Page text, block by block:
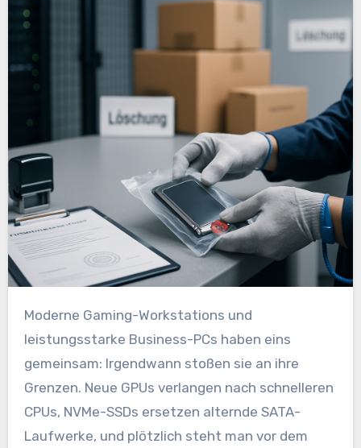
Moderne Gaming-Workstations und
leistungsstarke Business-PCs haben eins
gemeinsam: Irgendwann stoßen sie an ihre
Grenzen. Neue GPUs verlangen nach schnelleren
CPUs, NVMe-SSDs ersetzen alternde SATA-
Laufwerke, und plötzlich steht man vor dem